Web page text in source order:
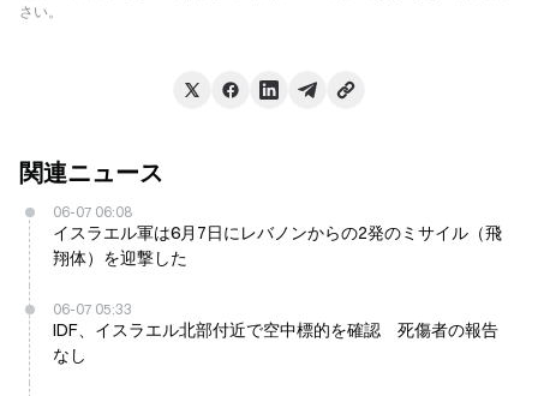
さい。
関連ニュース
06-07 06:08
イスラエル軍は6月7日にレバノンからの2発のミサイル（飛
翔体）を迎撃した
06-07 05:33
IDF、イスラエル北部付近で空中標的を確認 死傷者の報告
なし